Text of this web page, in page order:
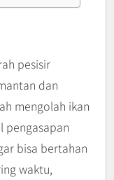
pesisir
dan
mengolah ikan
pengasapan
bisa bertahan
waktu,